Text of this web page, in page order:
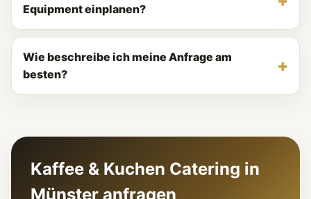
Equipment einplanen?
Wie beschreibe ich meine Anfrage am
besten?
Kaffee & Kuchen Catering in
Münster anfragen